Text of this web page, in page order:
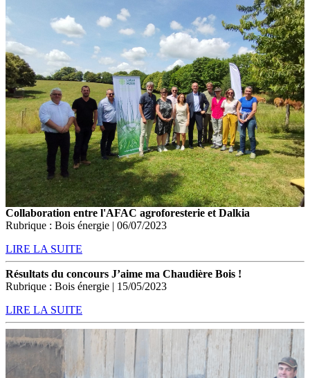
Collaboration entre l'AFAC agroforesterie et Dalkia
Rubrique : Bois énergie | 06/07/2023
LIRE LA SUITE
Résultats du concours J’aime ma Chaudière Bois !
Rubrique : Bois énergie | 15/05/2023
LIRE LA SUITE